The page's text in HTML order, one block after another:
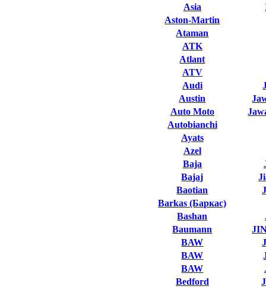
Asia
Aston-Martin
Ataman
ATK
Atlant
ATV
Audi
Austin
Auto Moto
Autobianchi
Ayats
Azel
Baja
Bajaj
Baotian
Barkas (Баркас)
Bashan
Baumann
BAW
BAW
BAW
Bedford